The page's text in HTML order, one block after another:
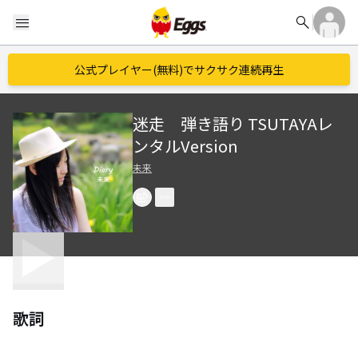
menu search
公式プレイヤー(無料)でサクサク連続再生
迷走 弾き語り TSUTAYAレ
ンタルVersion
未来
歌詞